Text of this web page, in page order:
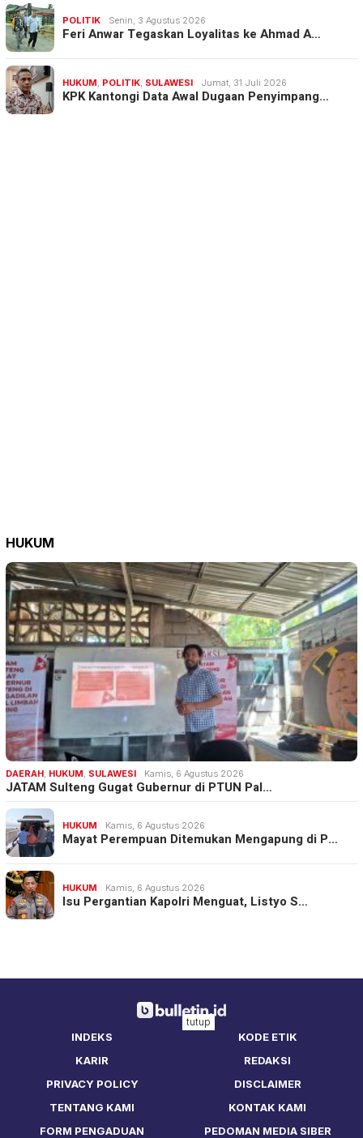
POLITIK Senin, 3 Agustus 2026
Feri Anwar Tegaskan Loyalitas ke Ahmad A…
HUKUM, POLITIK, SULAWESI Jumat, 31 Juli 2026
KPK Kantongi Data Awal Dugaan Penyimpang…
HUKUM
DAERAH, HUKUM, SULAWESI Kamis, 6 Agustus 2026
JATAM Sulteng Gugat Gubernur di PTUN Pal…
HUKUM Kamis, 6 Agustus 2026
Mayat Perempuan Ditemukan Mengapung di P…
HUKUM Kamis, 6 Agustus 2026
Isu Pergantian Kapolri Menguat, Listyo S…
INDEKS
KODE ETIK
KARIR
REDAKSI
PRIVACY POLICY
DISCLAIMER
TENTANG KAMI
KONTAK KAMI
FORM PENGADUAN
PEDOMAN MEDIA SIBER
tutup